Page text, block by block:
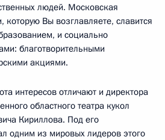
людей. Московская
которую Вы возглавляете, славится
и социально
благотворительными
акциями.
интересов отличают и директора
областного театра кукол
Кириллова. Под его
одним из мировых лидеров этого